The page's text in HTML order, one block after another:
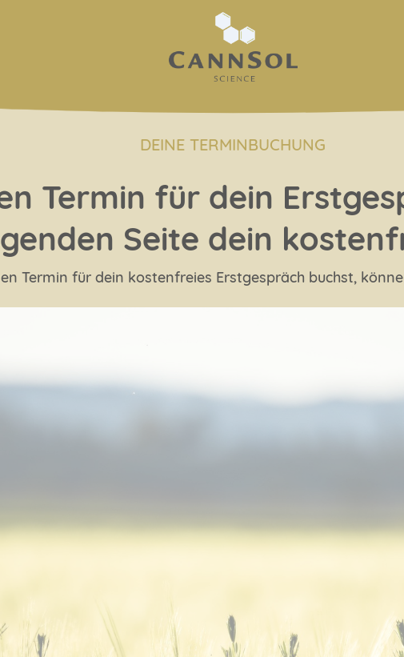
DEINE TERMINBUCHUNG
Termin für dein
Seite dein
Termin für dein kostenfreies Erstgespräch buchst,